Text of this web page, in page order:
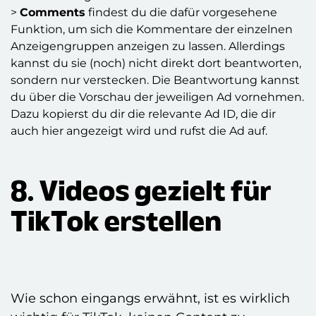
> Comments findest du die dafür vorgesehene
Funktion, um sich die Kommentare der einzelnen
Anzeigengruppen anzeigen zu lassen. Allerdings
kannst du sie (noch) nicht direkt dort beantworten,
sondern nur verstecken. Die Beantwortung kannst
du über die Vorschau der jeweiligen Ad vornehmen.
Dazu kopierst du dir die relevante Ad ID, die dir
auch hier angezeigt wird und rufst die Ad auf.
8. Videos gezielt für
TikTok erstellen
Wie schon eingangs erwähnt, ist es wirklich